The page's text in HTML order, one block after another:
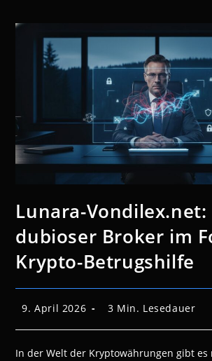
Lunara-Vondilex.net:
dubioser Broker im
Krypto-Betrugshilfe
Beitrag
9. April 2026 Lesedauer:
3 Min. Lesedauer
In der Welt der Kryptowährungen gibt es